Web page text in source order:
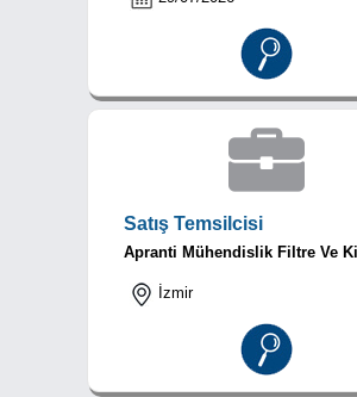
Satış Temsilcisi
Apranti Mühendislik Filtre Ve
İzmir